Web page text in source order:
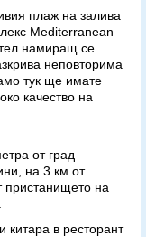
плаж на залива
Mediterranean
намиращ се
неповторима
тук ще имате
качество на
от град
на 3 км от
пристанището на
китара в ресторант